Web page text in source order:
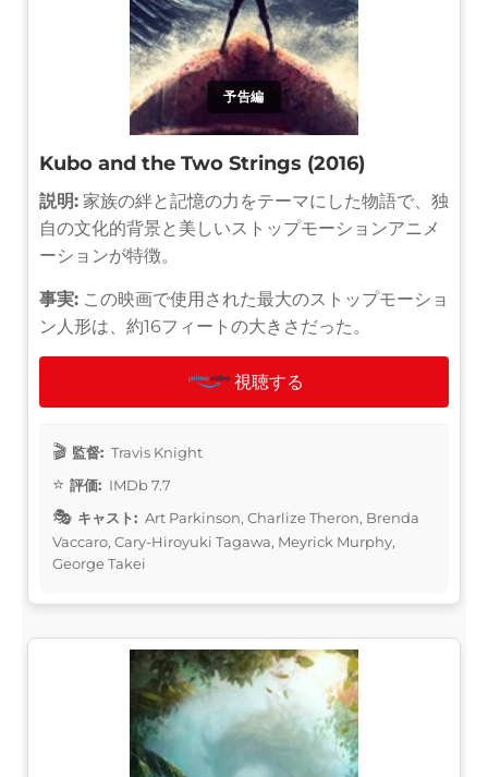
予告編
Kubo and the Two Strings (2016)
説明: 家族の絆と記憶の力をテーマにした物語で、独
自の文化的背景と美しいストップモーションアニメ
ーションが特徴。
事実: この映画で使用された最大のストップモーショ
ン人形は、約16フィートの大きさだった。
視聴する
監督: Travis Knight
評価: IMDb 7.7
キャスト: Art Parkinson, Charlize Theron, Brenda
Vaccaro, Cary-Hiroyuki Tagawa, Meyrick Murphy,
George Takei